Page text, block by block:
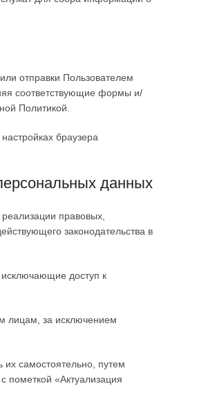
отправки Пользователем
соответствующие формы и/
Политикой.
браузера
данных
правовых,
законодательства в
доступ к
лицам, за исключением
их самостоятельно, путем
с пометкой «Актуализация